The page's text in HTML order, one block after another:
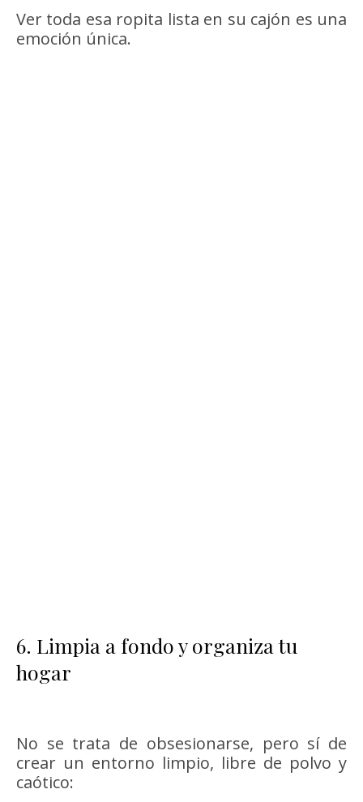
Ver toda esa ropita lista en su cajón es una
emoción única.
6. Limpia a fondo y organiza tu
hogar
No se trata de obsesionarse, pero sí de
crear un entorno limpio, libre de polvo y
caótico: